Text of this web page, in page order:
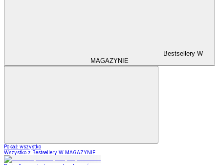
Bestsellery W
MAGAZYNIE
Pokaż wszystko
Wszystko z Bestsellery W MAGAZYNIE